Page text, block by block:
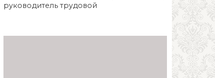
руководитель трудовой